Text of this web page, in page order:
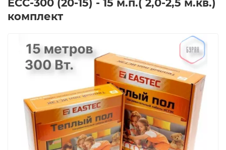
ECC-300 (20-15) - 15 м.п.( 2,0-2,5 м.кв.)
комплект